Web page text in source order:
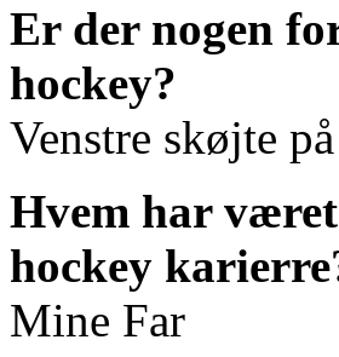
Er der nogen
hockey?
Venstre skøjte
Hvem har
hockey
Mine Far